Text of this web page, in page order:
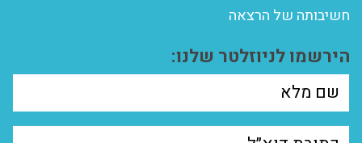
חשיבותה של הרצאה
הירשמו לניוזלטר שלנו: